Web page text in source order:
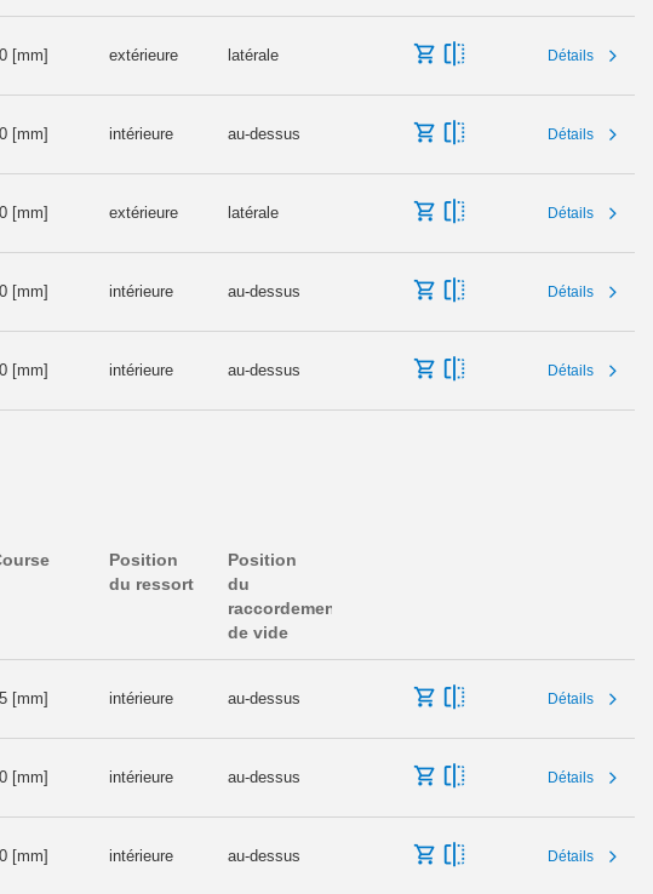
[mm] extérieure latérale Détails
[mm] intérieure au-dessus Détails
[mm] extérieure latérale Détails
[mm] intérieure au-dessus Détails
[mm] intérieure au-dessus Détails
Position
du ressort
Position
du
raccordement
de vide
[mm] intérieure au-dessus Détails
[mm] intérieure au-dessus Détails
[mm] intérieure au-dessus Détails